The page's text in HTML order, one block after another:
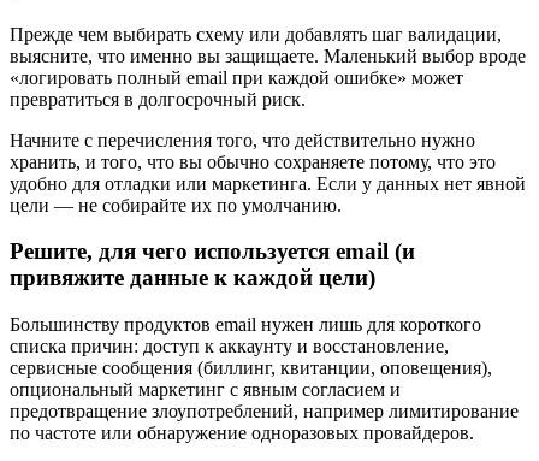
Прежде чем выбирать схему или добавлять шаг валидации,
выясните, что именно вы защищаете. Маленький выбор вроде
«логировать полный email при каждой ошибке» может
превратиться в долгосрочный риск.
Начните с перечисления того, что действительно нужно
хранить, и того, что вы обычно сохраняете потому, что это
удобно для отладки или маркетинга. Если у данных нет явной
цели — не собирайте их по умолчанию.
Решите, для чего используется email (и
привяжите данные к каждой цели)
Большинству продуктов email нужен лишь для короткого
списка причин: доступ к аккаунту и восстановление,
сервисные сообщения (биллинг, квитанции, оповещения),
опциональный маркетинг с явным согласием и
предотвращение злоупотреблений, например лимитирование
по частоте или обнаружение одноразовых провайдеров.